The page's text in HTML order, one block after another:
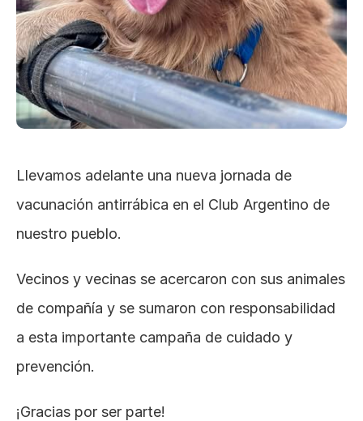
Llevamos adelante una nueva jornada de
vacunación antirrábica en el Club Argentino de
nuestro pueblo.
Vecinos y vecinas se acercaron con sus animales
de compañía y se sumaron con responsabilidad
a esta importante campaña de cuidado y
prevención.
¡Gracias por ser parte!